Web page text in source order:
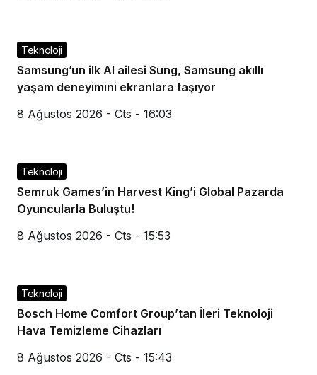
Teknoloji
Samsung’un ilk AI ailesi Sung, Samsung akıllı
yaşam deneyimini ekranlara taşıyor
8 Ağustos 2026 - Cts - 16:03
Teknoloji
Semruk Games’in Harvest King’i Global Pazarda
Oyuncularla Buluştu!
8 Ağustos 2026 - Cts - 15:53
Teknoloji
Bosch Home Comfort Group’tan İleri Teknoloji
Hava Temizleme Cihazları
8 Ağustos 2026 - Cts - 15:43